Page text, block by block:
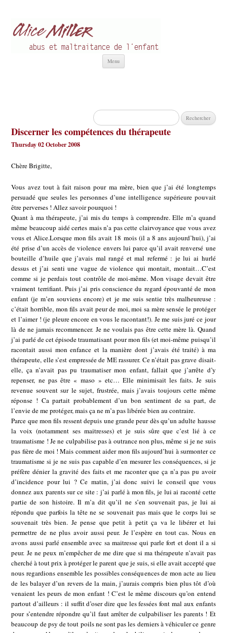
Menu
Rechercher :
Discerner les compétences du thérapeute
Thursday 02 October 2008
Chère Brigitte,
Vous avez tout à fait raison pour ma mère, bien que j’ai été longtemps
persuadé que seules les personnes d’une intelligence supérieure pouvait
être perverses ! Allez savoir pourquoi !
Quant à ma thérapeute, j’ai mis du temps à comprendre. Elle m’a quand
même beaucoup aidé certes mais n’a pas cette clairvoyance que vous avez
vous et Alice.Lorsque mon fils avait 18 mois (il a 8 ans aujourd’hui), j’ai
été prise d’un accès de violence envers lui parce qu’il avait renversé une
bouteille d’huile que j’avais mal rangé et mal refermé : je lui ai hurlé
dessus et j’ai senti une vague de violence qui montait, montait…C’est
comme si je perdais tout contrôle de moi-même. Mon visage devait être
vraiment terrifiant. Puis j’ai pris conscience du regard épouvanté de mon
enfant (je m’en souviens encore) et je me suis sentie très malheureuse :
c’était horrible, mon fils avait peur de moi, moi sa mère sensée le protéger
et l’aimer ! (je pleure encore en vous le racontant!). Je me suis juré ce jour
là de ne jamais recommencer. Je ne voulais pas être cette mère là. Quand
j’ai parlé de cet épisode traumatisant pour mon fils (et moi-même puisqu’il
racontait aussi mon enfance et la manière dont j’avais été traité) à ma
thérapeute, elle s’est empressée de ME rassurer. Ce n’était pas grave disait-
elle, ça n’avait pas pu traumatiser mon enfant, fallait que j’arrête d’y
repenser, ne pas être « maso » etc… Elle minimisait les faits. Je suis
revenue souvent sur le sujet, frustrée, mais j’avais toujours cette même
réponse ! Ca partait probablement d’un bon sentiment de sa part, de
l’envie de me protéger, mais ça ne m’a pas libérée bien au contraire.
Parce que mon fils ressent depuis une grande peur dès qu’un adulte hausse
la voix (notamment ses maitresses) et je suis sûre que c’est lié à ce
traumatisme ! Je ne culpabilise pas à outrance non plus, même si je ne suis
pas fière de moi ! Mais comment aider mon fils aujourd’hui à surmonter ce
traumatisme si je ne suis pas capable d’en mesurer les conséquences, si je
préfère dénier la gravité des faits et me raconter que ça n’a pas pu avoir
d’incidence pour lui ? Ce matin, j’ai donc suivi le conseil que vous
donnez aux parents sur ce site : j’ai parlé à mon fils, je lui ai raconté cette
partie de son histoire. Il m’a dit qu’il ne s’en souvenait pas, je lui ai
répondu que parfois la tête ne se souvenait pas mais que le corps lui se
souvenait très bien. Je pense que petit à petit ça va le libérer et lui
permettre de ne plus avoir aussi peur. Je l’espère en tout cas. Nous en
avons aussi parlé ensemble avec sa maitresse qui parle fort et dont il a si
peur. Je ne peux m’empêcher de me dire que si ma thérapeute n’avait pas
cherché à tout prix à protéger le parent que je suis, si elle avait accepté que
nous regardions ensemble les possibles conséquences de mon acte au lieu
de les balayer d’un revers de la main, j’aurais compris bien plus tôt d’où
venaient les peurs de mon enfant ! C’est le même discours qu’on entend
partout d’ailleurs : il suffit d’oser dire que les fessées font mal aux enfants
pour s’entendre répondre qu’il faut arrêter de culpabiliser les parents ! Et
beaucoup de psy de tout poils ne sont pas les derniers à véhiculer ce genre